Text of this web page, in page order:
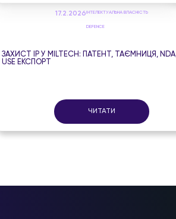
17.2.2026 ІНТЕЛЕКТУАЛЬНА ВЛАСНІСТЬ
DEFENCE
ЗАХИСТ IP У MILTECH: ПАТЕНТ, ТАЄМНИЦЯ,
USE ЕКСПОРТ
ЧИТАТИ